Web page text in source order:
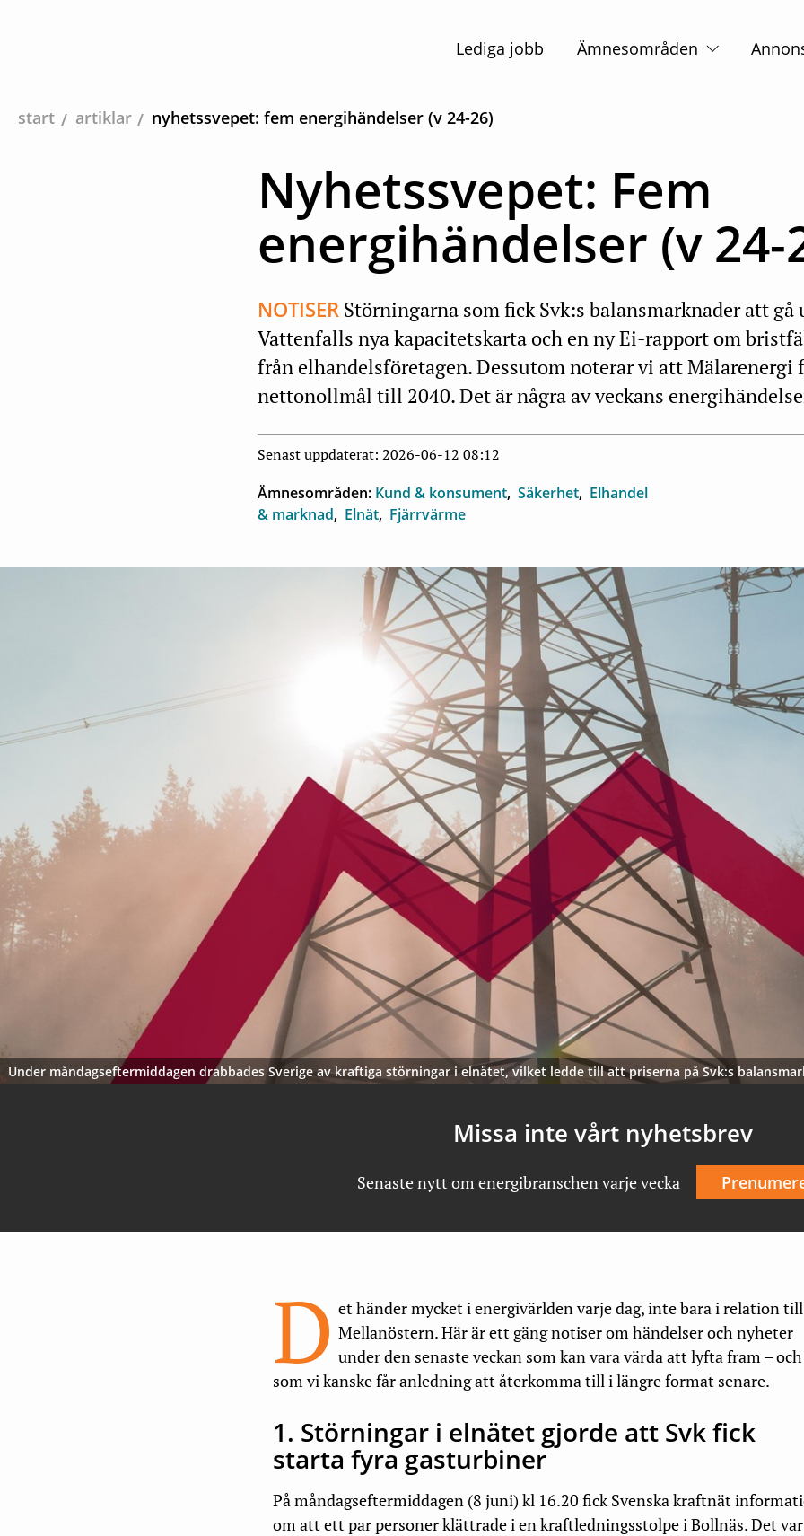
Huvudnavigation
Lediga jobb Ämnesområden
start artiklar nyhetssvepet: fem energihändelser (v 24-26)
Nyhetssvepet: Fem
energihändelser (v 24-
NOTISER Störningarna som fick Svk:s balansmarknader att gå
Vattenfalls nya kapacitetskarta och en ny Ei-rapport om
från elhandelsföretagen. Dessutom noterar vi att
nettonollmål till 2040. Det är några av veckans
Senast uppdaterat: 2026-06-12 08:12
Ämnesområden: Kund & konsument Säkerhet Elhandel
& marknad
Elnät Fjärrvärme
Under måndagseftermiddagen drabbades Sverige av kraftiga störningar i elnätet, vilket ledde till att priserna på Svk:s
Missa inte vårt nyhetsbrev
Senaste nytt om energibranschen varje vecka
D et händer mycket i energivärlden varje dag, inte bara i relation till
Mellanöstern. Här är ett gäng notiser om händelser och nyheter
under den senaste veckan som kan vara värda att lyfta fram – och
som vi kanske får anledning att återkomma till i längre format senare.
1. Störningar i elnätet gjorde att Svk fick
starta fyra gasturbiner
På måndagseftermiddagen (8 juni) kl 16.20 fick Svenska kraftnät
om att ett par personer klättrade i en kraftledningsstolpe i Bollnäs. Det var